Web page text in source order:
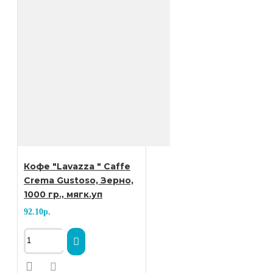
порошок заливать горячей
добавляли в кофе пряности и
Кофе "Lavazza " Caffe
Crema Gustoso, Зерно,
1000 гр., мягк.уп
92.10р.